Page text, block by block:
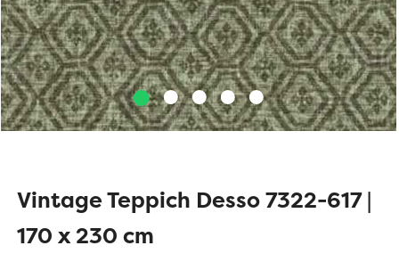
Vintage Teppich Desso 7322-617 |
170 x 230 cm